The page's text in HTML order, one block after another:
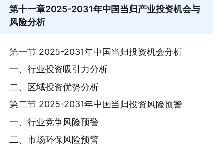
第十一章2025-2031年中国当归产业投资机会与
风险分析
第一节 2025-2031年中国当归投资机会分析
一、行业投资吸引力分析
二、区域投资优势分析
第二节 2025-2031年中国当归投资风险预警
一、行业竞争风险预警
二、市场环保风险预警